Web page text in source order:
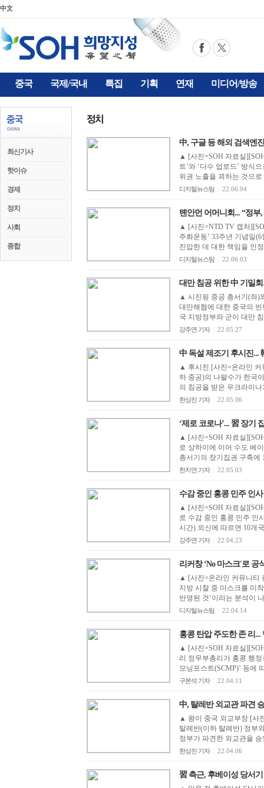
中文
중국 국제/국내 특집 기획 연재 미디어/방송
최신기사
핫이슈
경제
정치
사회
종합
中, 구글 등 해외 검색엔
▲ [사진=SOH 자료실
트’와 ‘다수 업로드’ 방식
위권 노출을 꾀하는 것으로
디지털뉴스팀 22.06.04
톈안먼 어머니회... “정부
▲ [사진=NTD TV 캡처
주화운동’ 33주년 기념일
진압한 데 대한 책임을 인
디지털뉴스팀 22.06.03
대만 침공 위한 中 기밀
▲ 시진핑 중공 총서기(좌)
대만해협에 대한 중국의
국 지방정부와 군이 대만
강주연 기자 22.05.27
中 독설 제조기 후시진...
▲ 후시진 [사진=온라인 커
하 중공)의 나팔수가 한국
의 침공을 받은 우크라이
한상진 기자 22.05.06
‘제로 코로나’... 習 장기
▲ [사진=SOH 자료실
로 상하이에 이어 수도 베
총서기의 장기집권 구축에
한지연 기자 22.05.03
수감 중인 홍콩 민주 인
▲ [사진=SOH 자료실
로 수감 중인 홍콩 민주 인
시간) 외신에 따르면 10개
강주연 기자 22.04.23
리커창 ‘No 마스크'로 공
▲ [사진=온라인 커뮤니티
지방 시찰 중 마스크를 미
반영된 것’이라는 분석이
디지털뉴스팀 22.04.14
홍콩 탄압 주도한 존 리
▲ [사진=SOH 자료실
리 정무부총리가 홍콩 행
모닝포스트(SCMP)’ 등에
구본석 기자 22.04.11
中, 탈레반 외교관 파견
▲ 왕이 중국 외교부장 [사
탈레반(이하 탈레반) 정부
정부가 파견한 외교관을
한상진 기자 22.04.06
習 측근, 후베이성 당서